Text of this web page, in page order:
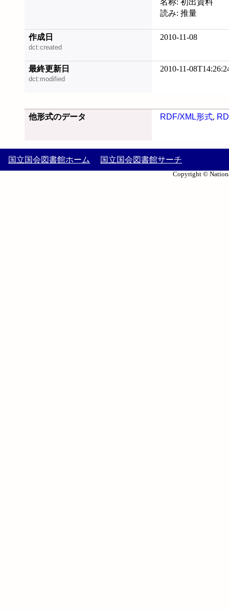
名称: 初出資料
読み: 推量
作成日
dct:created
2010-11-08
最終更新日
dct:modified
2010-11-
他形式のデータ RDF/XML形式,
国立国会図書館ホーム 国立国会図書館サーチ
Copyright ©